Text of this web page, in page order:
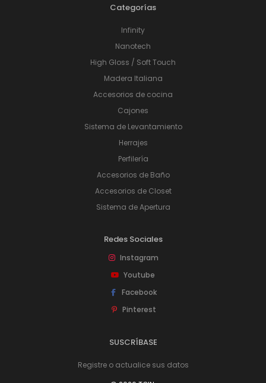
Categorías
Infinity
Nanotech
High Gloss / Soft Touch
Madera Italiana
Accesorios de cocina
Cajones
Sistema de Levantamiento
Herrajes
Perfilería
Accesorios de Baño
Accesorios de Closet
Sistema de Apertura
Redes Sociales
Instagram
Youtube
Facebook
Pinterest
SUSCRÍBASE
Registre o actualice sus datos